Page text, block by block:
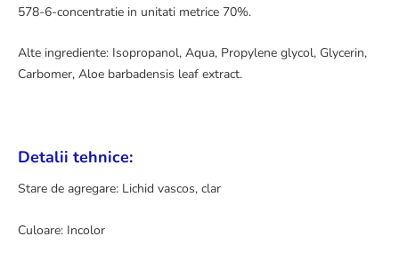
578-6-concentratie in unitati metrice 70%.
Alte ingrediente: Isopropanol, Aqua, Propylene glycol, Glycerin,
Carbomer, Aloe barbadensis leaf extract.
Detalii tehnice:
Stare de agregare: Lichid vascos, clar
Culoare: Incolor